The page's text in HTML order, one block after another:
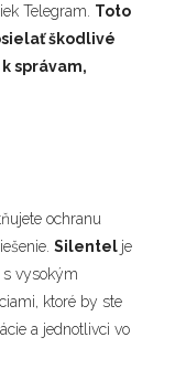
Telegram. Toto
škodlivé
správam,
ochranu
Silentel je
s vysokým
ktoré by ste
a jednotlivci vo